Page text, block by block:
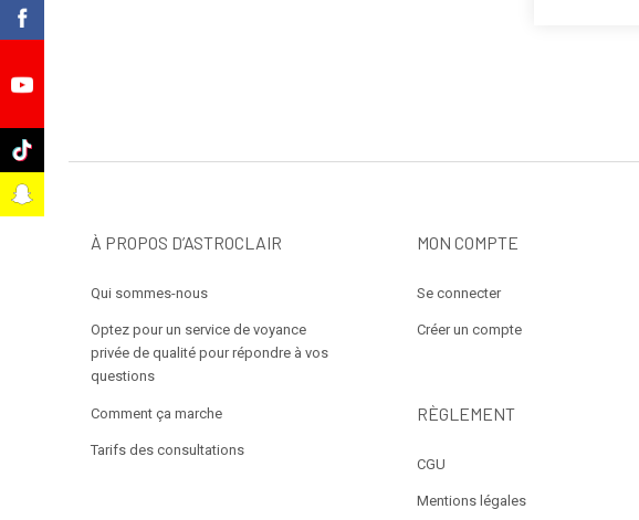
À PROPOS D’ASTROCLAIR
Qui sommes-nous
Optez pour un service de voyance
privée de qualité pour répondre à vos
questions
Comment ça marche
Tarifs des consultations
MON COMPTE
Se connecter
Créer un compte
RÈGLEMENT
CGU
Mentions légales